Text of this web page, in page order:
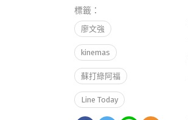
標籤：
廖文強
kinemas
蘇打綠阿福
Line Today